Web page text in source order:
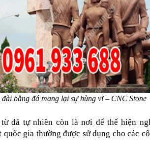
bằng đá mang lại sự hùng vĩ – CNC Stone
đá tự nhiên còn là nơi để thể hiện
quốc gia thường được sử dụng cho các